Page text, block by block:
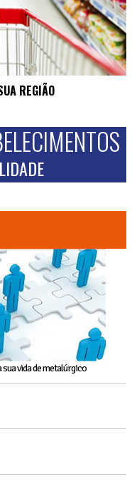
REGIÃO
vida de metalúrgico